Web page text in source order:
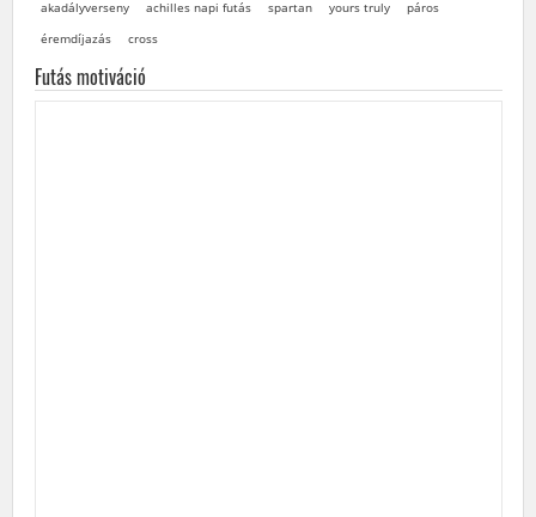
akadályverseny
achilles napi futás spartan yours truly
páros
éremdíjazás
cross
Futás motiváció